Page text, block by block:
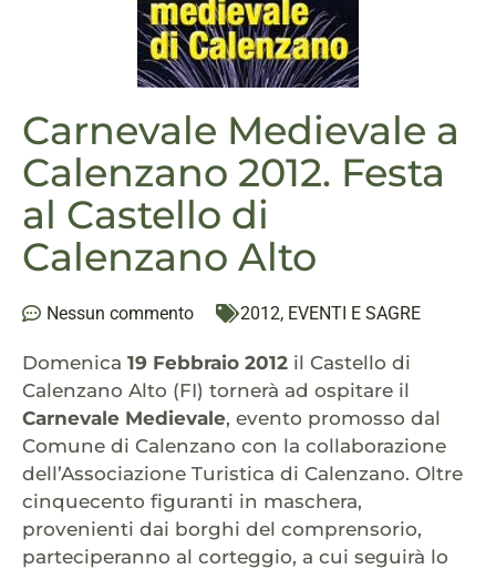
Carnevale Medievale a
Calenzano 2012. Festa
al Castello di
Calenzano Alto
Nessun commento 2012, EVENTI E SAGRE
Domenica 19 Febbraio 2012 il Castello di
Calenzano Alto (FI) tornerà ad ospitare il
Carnevale Medievale, evento promosso dal
Comune di Calenzano con la collaborazione
dell’Associazione Turistica di Calenzano. Oltre
cinquecento figuranti in maschera,
provenienti dai borghi del comprensorio,
parteciperanno al corteggio, a cui seguirà lo